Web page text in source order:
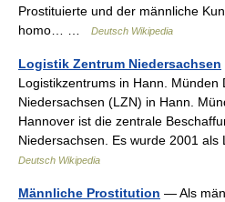
Prostituierte und der männliche
homo… …
Deutsch Wikipedia
Logistik Zentrum Niedersachsen
Logistikzentrums in Hann. Münden
Niedersachsen (LZN) in Hann.
Hannover ist die zentrale
Niedersachsen. Es wurde 2001
Deutsch Wikipedia
Männliche Prostitution — Als